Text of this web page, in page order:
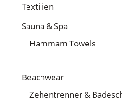
Textilien
Sauna & Spa
Hammam Towels
Beachwear
Zehentrenner &